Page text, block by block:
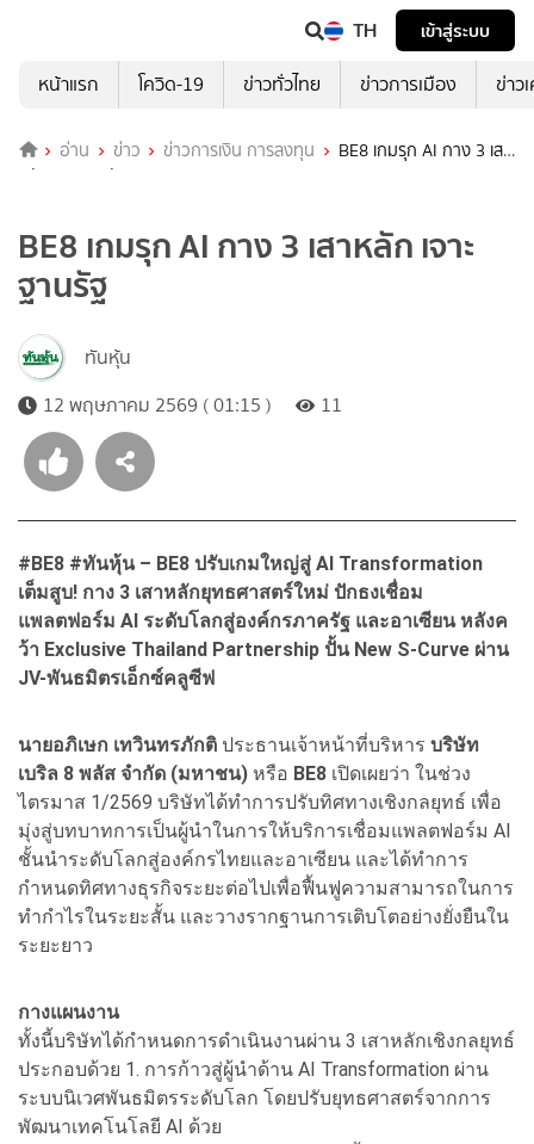
TH
เข้าสู่ระบบ
หน้าแรก
โควิด-19 ข่าวทั่วไทย ข่าวการเมือง ข่าว
อ่าน ข่าว ข่าวการเงิน การลงทุน
BE8 เกมรุก AI กาง 3 เสา
หลัก เจาะฐานรัฐ
BE8 เกมรุก AI กาง 3 เสาหลัก เจาะ
ฐานรัฐ
ทันหุ้น
12 พฤษภาคม 2569 ( 01:15 )
11
#BE8 #ทันหุ้น – BE8 ปรับเกมใหญ่สู่ AI Transformation
เต็มสูบ! กาง 3 เสาหลักยุทธศาสตร์ใหม่ ปักธงเชื่อม
แพลตฟอร์ม AI ระดับโลกสู่องค์กรภาครัฐ และอาเซียน หลังค
ว้า Exclusive Thailand Partnership ปั้น New S-Curve ผ่าน
JV-พันธมิตรเอ็กซ์คลูซีฟ
นายอภิเษก เทวินทรภักติ ประธานเจ้าหน้าที่บริหาร บริษัท
เบริล 8 พลัส จำกัด (มหาชน) หรือ BE8 เปิดเผยว่า ในช่วง
ไตรมาส 1/2569 บริษัทได้ทำการปรับทิศทางเชิงกลยุทธ์ เพื่อ
มุ่งสู่บทบาทการเป็นผู้นำในการให้บริการเชื่อมแพลตฟอร์ม AI
ชั้นนำระดับโลกสู่องค์กรไทยและอาเซียน และได้ทำการ
กำหนดทิศทางธุรกิจระยะต่อไปเพื่อฟื้นฟูความสามารถในการ
ทำกำไรในระยะสั้น และวางรากฐานการเติบโตอย่างยั่งยืนใน
ระยะยาว
กางแผนงาน
ทั้งนี้บริษัทได้กำหนดการดำเนินงานผ่าน 3 เสาหลักเชิงกลยุทธ์
ประกอบด้วย 1. การก้าวสู่ผู้นำด้าน AI Transformation ผ่าน
ระบบนิเวศพันธมิตรระดับโลก โดยปรับยุทธศาสตร์จากการ
พัฒนาเทคโนโลยี AI ด้วย